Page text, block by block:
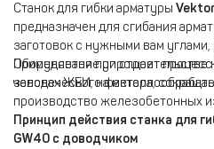
Станок для гибки арматуры
предназначен для сгибания
заготовок с нужными вам
Применяется при строительстве
заводах ЖБИ, на
Оборудование упрощает
человеческого фактора,
производство железобетонных
Принцип действия станка для
GW40 с доводчиком